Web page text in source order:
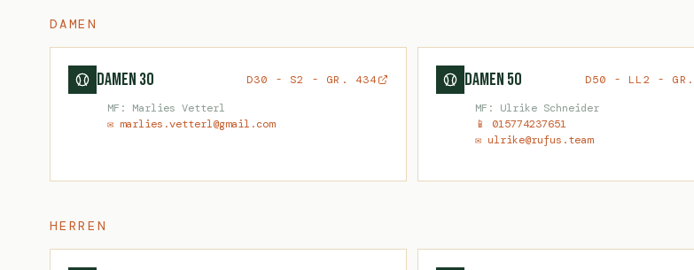
DAMEN
Damen 30
D30 - S2 - GR. 434
MF: Marlies Vetterl
✉ marlies.vetterl@gmail.com
Damen 50
D50 - LL2 - GR.
MF: Ulrike Schneider
📱 015774237651
✉ ulrike@rufus.team
HERREN